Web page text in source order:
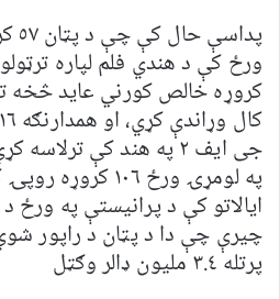
کروړه خالص کورني عاید څخه
جی ایف ٢ په هند کې
په لومړۍ ورځ ١٠٦
ایالاتو کې د پرانیستې په
پرتله ٣.٤ ملیون ډالر وګټل